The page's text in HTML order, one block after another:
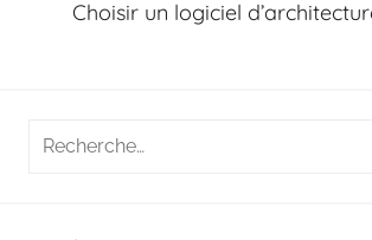
Choisir un logiciel
Recherche